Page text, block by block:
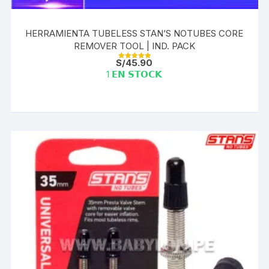
HERRAMIENTA TUBELESS STAN’S NOTUBES CORE
REMOVER TOOL | IND. PACK
Valorado con
5.00
de 5
S/45.90
1 𝗘𝗡 𝗦𝗧𝗢𝗖𝗞